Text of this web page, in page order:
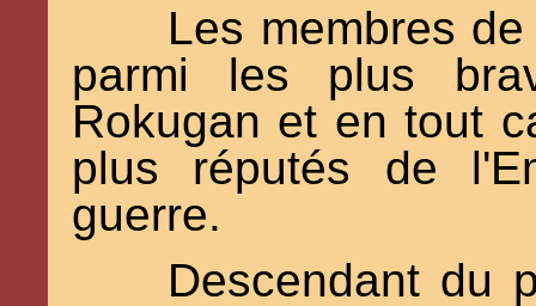
Les membres
parmi les plus
Rokugan et en tout
plus réputés de
guerre.
Descendant du